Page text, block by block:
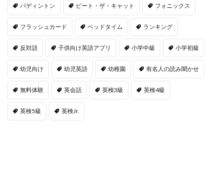
パディントン ピート・ザ・キャット フォニックス
フラッシュカード ベッドタイム ランキング
反対語 子供向け英語アプリ 小学中級 小学初級
幼児向け 幼児英語 幼稚園 有名人の読み聞かせ
無料体験 英会話 英検3級 英検4級
英検5級 英検Jr.